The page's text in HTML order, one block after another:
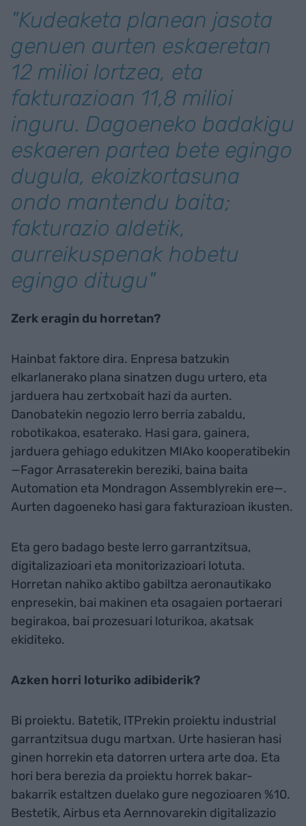
"Kudeaketa planean jasota
genuen aurten eskaeretan
12 milioi lortzea, eta
fakturazioan 11,8 milioi
inguru. Dagoeneko badakigu
eskaeren partea bete egingo
dugula, ekoizkortasuna
ondo mantendu baita;
fakturazio aldetik,
aurreikuspenak hobetu
egingo ditugu"
Zerk eragin du horretan?
Hainbat faktore dira. Enpresa batzukin
elkarlanerako plana sinatzen dugu urtero, eta
jarduera hau zertxobait hazi da aurten.
Danobatekin negozio lerro berria zabaldu,
robotikakoa, esaterako. Hasi gara, gainera,
jarduera gehiago edukitzen MIAko kooperatibekin
—Fagor Arrasaterekin bereziki, baina baita
Automation eta Mondragon Assemblyrekin ere—.
Aurten dagoeneko hasi gara fakturazioan ikusten.
Eta gero badago beste lerro garrantzitsua,
digitalizazioari eta monitorizazioari lotuta.
Horretan nahiko aktibo gabiltza aeronautikako
enpresekin, bai makinen eta osagaien portaerari
begirakoa, bai prozesuari loturikoa, akatsak
ekiditeko.
Azken horri loturiko adibiderik?
Bi proiektu. Batetik, ITPrekin proiektu industrial
garrantzitsua dugu martxan. Urte hasieran hasi
ginen horrekin eta datorren urtera arte doa. Eta
hori bera berezia da proiektu horrek bakar-
bakarrik estaltzen duelako gure negozioaren %10.
Bestetik, Airbus eta Aernnovarekin digitalizazio